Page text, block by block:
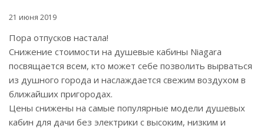
21 июня 2019
Пора отпусков настала!
Снижение стоимости на душевые кабины Niagara
посвящается всем, кто может себе позволить вырваться
из душного города и наслаждается свежим воздухом в
ближайших пригородах.
Цены снижены на самые популярные модели душевых
кабин для дачи без электрики с высоким, низким и